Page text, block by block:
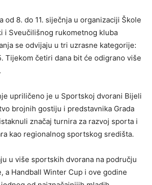
od 8. do 11. siječnja u organizaciji Škole
i Sveučilišnog rukometnog kluba
se odvijaju u tri uzrasne kategorije:
. Tijekom četiri dana bit će odigrano više
.
upriličeno je u Sportskoj dvorani Bijeli
brojnih gostiju i predstavnika Grada
značaj turnira za razvoj sporta i
kao regionalnog sportskog središta.
u više sportskih dvorana na području
a Handball Winter Cup i ove godine